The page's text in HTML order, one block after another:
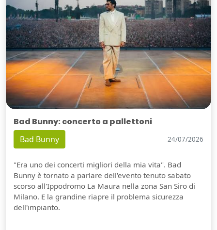
Bad Bunny: concerto a pallettoni
Bad Bunny 24/07/2026
"Era uno dei concerti migliori della mia vita". Bad
Bunny è tornato a parlare dell'evento tenuto sabato
scorso all'Ippodromo La Maura nella zona San Siro di
Milano. E la grandine riapre il problema sicurezza
dell'impianto.